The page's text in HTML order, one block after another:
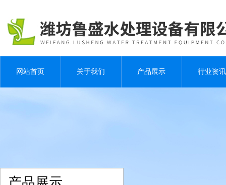
网站首页 关于我们 产品展示 行业资讯